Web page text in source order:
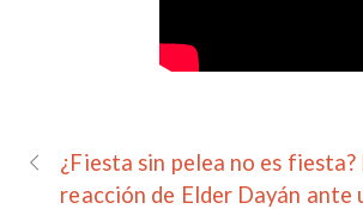
¿Fiesta sin pelea no es fiesta?
reacción de Elder Dayán ante